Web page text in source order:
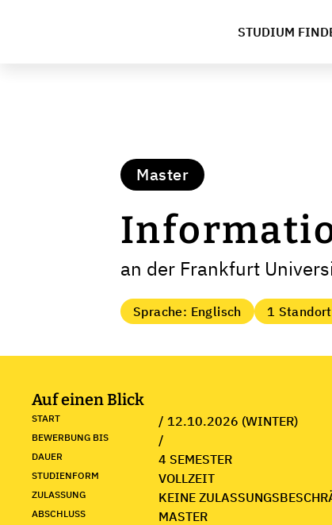
STUDIUM
Master
an der Frankfurt
Sprache: Englisch 1 Standort
Auf einen Blick
START / 12.10.2026 (WINTER)
BEWERBUNG BIS /
DAUER 4 SEMESTER
STUDIENFORM VOLLZEIT
ZULASSUNG KEINE
ABSCHLUSS MASTER